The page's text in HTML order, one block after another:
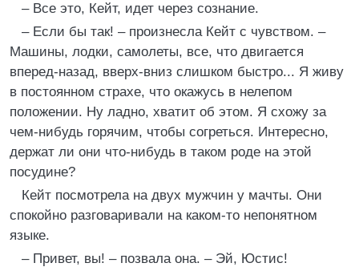
– Все это, Кейт, идет через сознание.
– Если бы так! – произнесла Кейт с чувством. –
Машины, лодки, самолеты, все, что двигается
вперед-назад, вверх-вниз слишком быстро... Я живу
в постоянном страхе, что окажусь в нелепом
положении. Ну ладно, хватит об этом. Я схожу за
чем-нибудь горячим, чтобы согреться. Интересно,
держат ли они что-нибудь в таком роде на этой
посудине?
Кейт посмотрела на двух мужчин у мачты. Они
спокойно разговаривали на каком-то непонятном
языке.
– Привет, вы! – позвала она. – Эй, Юстис!